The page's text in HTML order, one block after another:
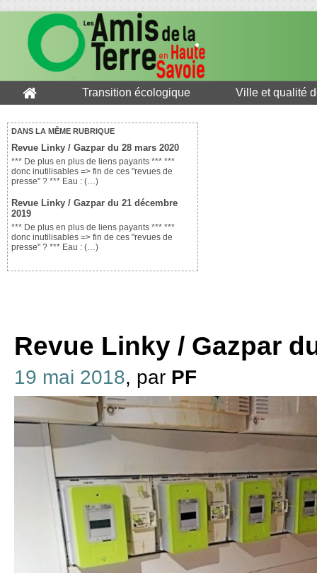
Transition écologique Ville et qualité
DANS LA MÊME RUBRIQUE
Revue Linky / Gazpar du 28 mars 2020
*** De plus en plus de liens payants *** ***
donc inutilisables => fin de ces "revues de
presse" ? *** Eau : (…)
Revue Linky / Gazpar du 21 décembre
2019
*** De plus en plus de liens payants *** ***
donc inutilisables => fin de ces "revues de
presse" ? *** Eau : (…)
Revue Linky / Gazpar
19 mai 2018, par PF